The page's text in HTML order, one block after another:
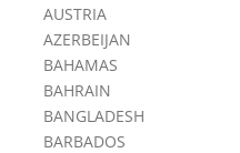
AUSTRIA
AZERBEIJAN
BAHAMAS
BAHRAIN
BANGLADESH
BARBADOS